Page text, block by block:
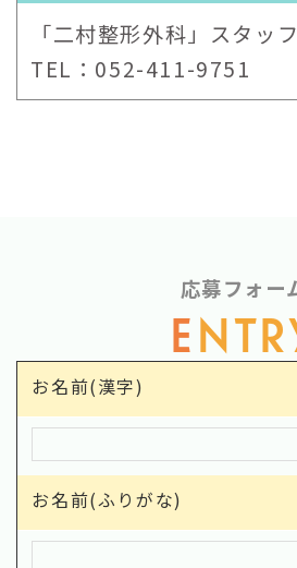
「二村整形外科」スタッ
TEL：052-411-9751
応募フォー
E
お名前(漢字)
お名前(ふりがな)